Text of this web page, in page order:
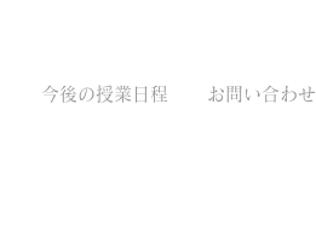
今後の授業日程 お問い合わせ